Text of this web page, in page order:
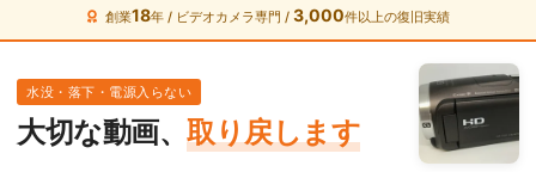
ビデオカメラ データ復旧HOME
料金・メニュー
サービスの流れ
創業18年 / ビデオカメラ専門 / 3,000件以上の復旧実績
水没・落下・電源入らない
大切な動画、 取り戻します